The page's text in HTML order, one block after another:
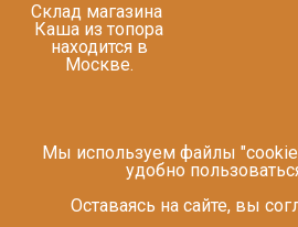
Склад магазина
Каша из топора
находится в
Москве.
Мы используем файлы
удобно
Оставаясь на сайте, вы